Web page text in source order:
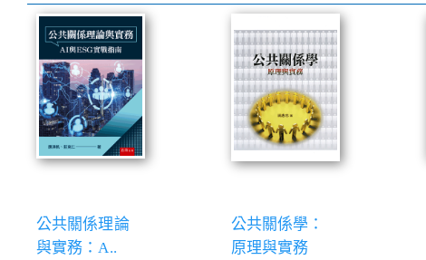
公共關係理論
與實務：A..
公共關係學：
原理與實務